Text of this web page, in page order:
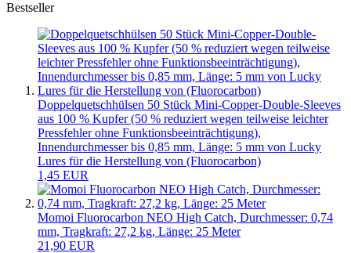
Bestseller
Doppelquetschhülsen 50 Stück Mini-Copper-Double-Sleeves
aus 100 % Kupfer (50 % reduziert wegen teilweise leichter
Pressfehler ohne Funktionsbeeinträchtigung),
Innendurchmesser bis 0,85 mm, Länge: 5 mm von Lucky
Lures für die Herstellung von (Fluorocarbon)
1,45 EUR
Momoi Fluorocarbon NEO High Catch, Durchmesser: 0,74
mm, Tragkraft: 27,2 kg, Länge: 25 Meter
21,90 EUR